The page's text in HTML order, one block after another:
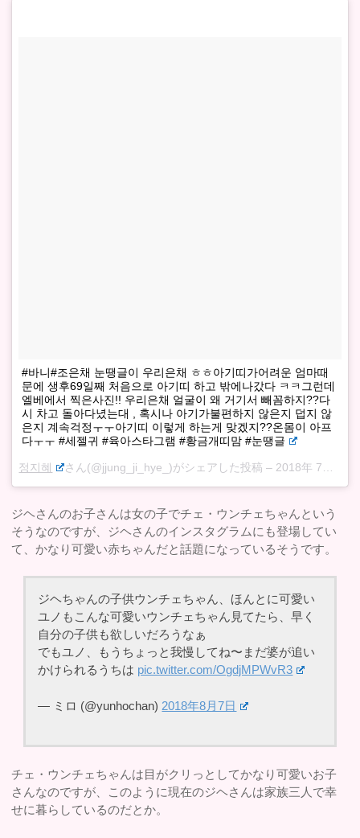
#바니#조은채 눈땡글이 우리은채 ㅎㅎ아기띠가어려운 엄마때
문에 생후69일째 처음으로 아기띠 하고 밖에나갔다 ㅋㅋ그런데
엘베에서 찍은사진!! 우리은채 얼굴이 왜 거기서 빼꼼하지??다
시 차고 돌아다녔는대 , 혹시나 아기가불편하지 않은지 덥지 않
은지 계속걱정ㅜㅜ아기띠 이렇게 하는게 맞겠지??온몸이 아프
다ㅜㅜ #세젤귀 #육아스타그램 #황금개띠맘 #눈땡글
정지혜 さん(@jjung_ji_hye_)がシェアした投稿 – 2018年 7月月7日午後3時01分PDT
ジヘさんのお子さんは女の子でチェ・ウンチェちゃんという
そうなのですが、ジヘさんのインスタグラムにも登場してい
て、かなり可愛い赤ちゃんだと話題になっているそうです。
ジヘちゃんの子供ウンチェちゃん、ほんとに可愛い
ユノもこんな可愛いウンチェちゃん見てたら、早く
自分の子供も欲しいだろうなぁ
でもユノ、もうちょっと我慢してね〜まだ婆が追い
かけられるうちは pic.twitter.com/OgdjMPWvR3
— ミロ (@yunhochan) 2018年8月7日
チェ・ウンチェちゃんは目がクリっとしてかなり可愛いお子
さんなのですが、このように現在のジヘさんは家族三人で幸
せに暮らしているのだとか。